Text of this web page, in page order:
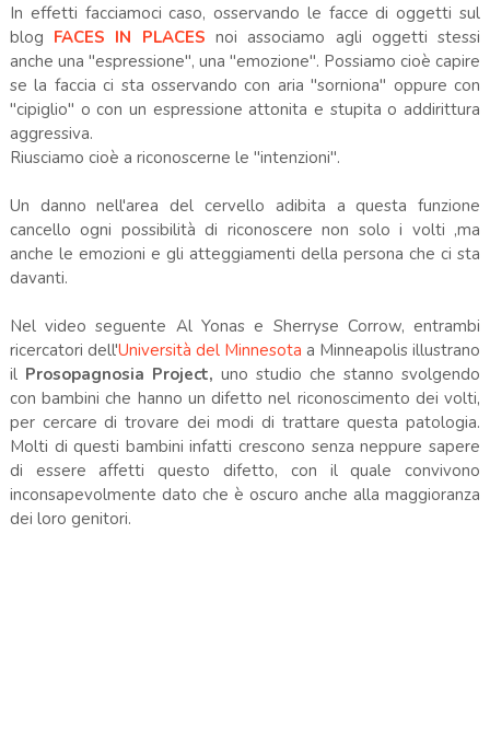
In effetti facciamoci caso, osservando le facce di oggetti sul
blog FACES IN PLACES noi associamo agli oggetti stessi
anche una "espressione", una "emozione". Possiamo cioè capire
se la faccia ci sta osservando con aria "sorniona" oppure con
"cipiglio" o con un espressione attonita e stupita o addirittura
aggressiva.
Riusciamo cioè a riconoscerne le "intenzioni".
Un danno nell'area del cervello adibita a questa funzione
cancello ogni possibilità di riconoscere non solo i volti ,ma
anche le emozioni e gli atteggiamenti della persona che ci sta
davanti.
Nel video seguente Al Yonas e Sherryse Corrow, entrambi
ricercatori dell'Università del Minnesota a Minneapolis illustrano
il Prosopagnosia Project, uno studio che stanno svolgendo
con bambini che hanno un difetto nel riconoscimento dei volti,
per cercare di trovare dei modi di trattare questa patologia.
Molti di questi bambini infatti crescono senza neppure sapere
di essere affetti questo difetto, con il quale convivono
inconsapevolmente dato che è oscuro anche alla maggioranza
dei loro genitori.